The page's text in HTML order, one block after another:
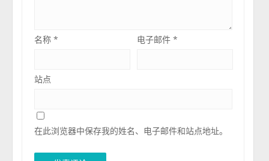
名称* 电子邮件*
站点
在此浏览器中保存我的姓名、电子邮件和站点地址。